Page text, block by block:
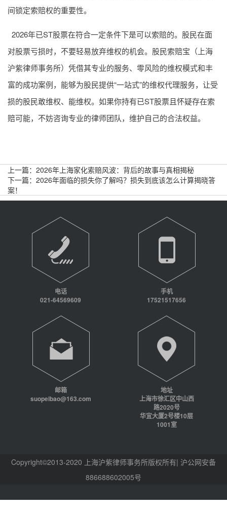
间锁定索赔权的重要性。
2026年已ST股票在符合一定条件下是可以索赔的。股民在面
对股票亏损时，不要轻易放弃维权的机会。股民索赔宝（上海
沪紫律师事务所）凭借其专业的服务、零风险的维权模式和丰
富的成功案例，能够为股民提供“一站式”的维权代理服务，让受
损的股民敢维权、能维权。如果你持有已ST股票且怀疑存在索
赔可能，不妨咨询专业的律师团队，维护自己的合法权益。
上一篇： 2026年上海家化索赔风波：背后的故事与真相揭秘
下一篇： 2026年面临的损失你了解吗？损失到底该怎么计算揭晓答
案！
电话
021-64569609
手机
17521517656
邮箱
suopeibao@163.com
地址
上海市徐汇区中山西
路2020号
华宜大厦2号楼10层
1001室
Copyright©2013-2020 上海沪紫律师事务所版权所有| 沪公网安备
886688602005号